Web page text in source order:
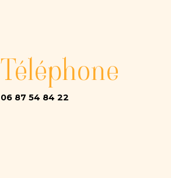
Téléphone
06 87 54 84 22